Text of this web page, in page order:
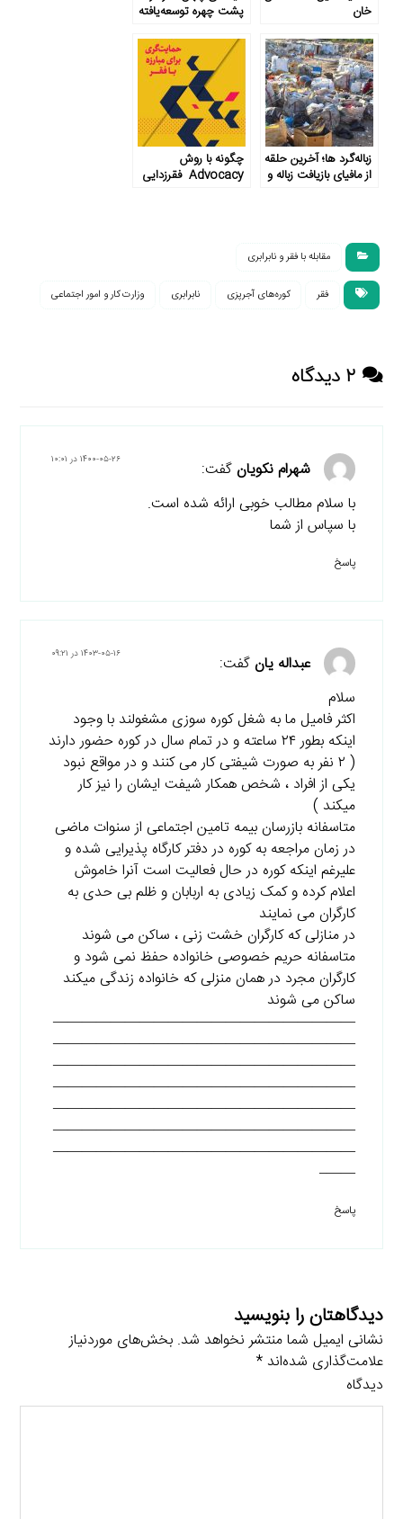
خان
پشت چهره توسعه‌یافته
زباله‌گرد ها؛ آخرین حلقه
از مافیای بازیافت زباله و
چگونه با روش
Advocacy فقرزدایی
مقابله با فقر و نابرابری
فقر کوره‌های آجرپزی نابرابری وزارت کار و امور اجتماعی
۲ دیدگاه
شهرام نکویان گفت: ۱۴۰۰-۰۵-۲۶ در ۱۰:۰۱
با سلام مطالب خوبی ارائه شده است.
با سپاس از شما
پاسخ
عبداله یان گفت: ۱۴۰۳-۰۵-۱۶ در ۰۹:۲۱
سلام
اکثر فامیل ما به شغل کوره سوزی مشغولند با وجود
اینکه بطور ۲۴ ساعته و در تمام سال در کوره حضور دارند
( ۲ نفر به صورت شیفتی کار می کنند و در مواقع نبود
یکی از افراد ، شخص همکار شیفت ایشان را نیز کار
میکند )
متاسفانه بازرسان بیمه تامین اجتماعی از سنوات ماضی
در زمان مراجعه به کوره در دفتر کارگاه پذیرایی شده و
علیرغم اینکه کوره در حال فعالیت است آنرا خاموش
اعلام کرده و کمک زیادی به اربابان و ظلم بی حدی به
کارگران می نمایند
در منازلی که کارگران خشت زنی ، ساکن می شوند
متاسفانه حریم خصوصی خانواده حفظ نمی شود و
کارگران مجرد در همان منزلی که خانواده زندگی میکند
ساکن می شوند
—————————————————————
—————————————————————
—————————————————————
—————————————————————
—————————————————————
—————————————————————
—————————————————————
——–
پاسخ
دیدگاهتان را بنویسید
نشانی ایمیل شما منتشر نخواهد شد. بخش‌های موردنیاز
علامت‌گذاری شده‌اند*
دیدگاه